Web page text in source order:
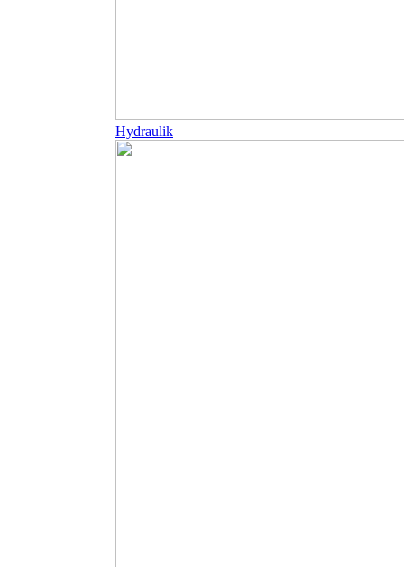
Hydraulik